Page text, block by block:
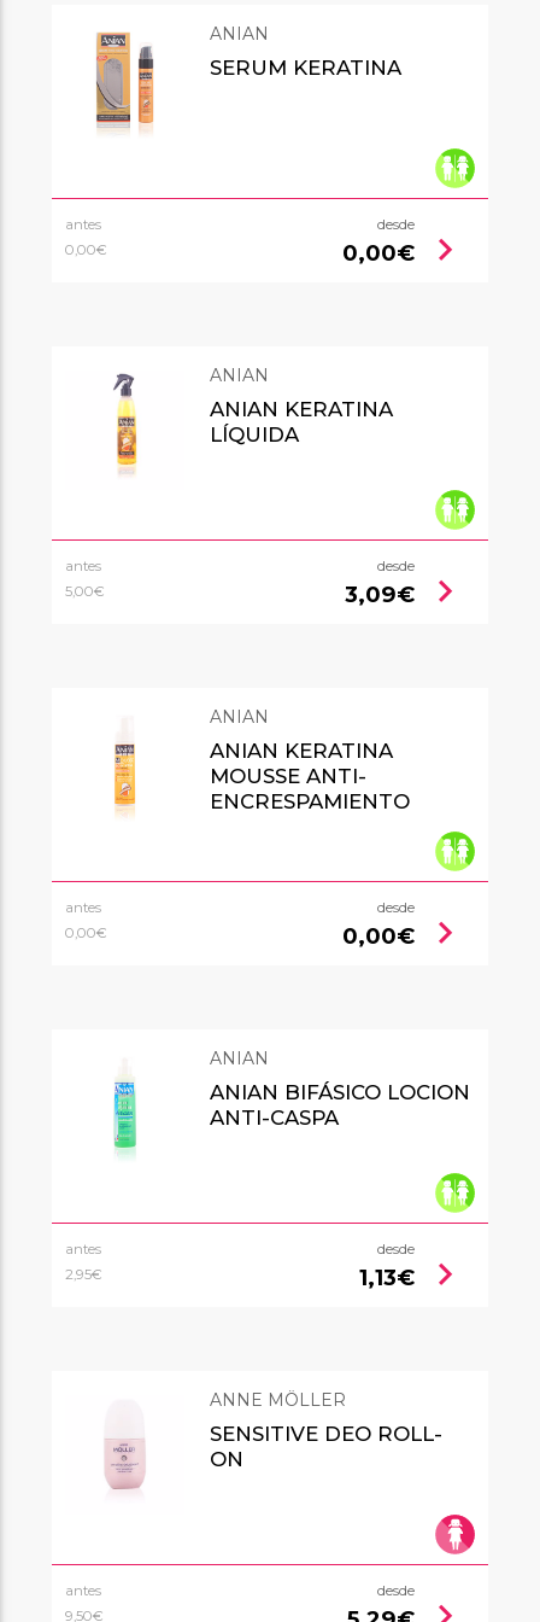
ANIAN
SERUM KERATINA
antes
0,00€
desde
0,00€ chevron_right
ANIAN
ANIAN KERATINA
LÍQUIDA
antes
5,00€
desde
3,09€ chevron_right
ANIAN
ANIAN KERATINA
MOUSSE ANTI-
ENCRESPAMIENTO
antes
0,00€
desde
0,00€ chevron_right
ANIAN
ANIAN BIFÁSICO LOCION
ANTI-CASPA
antes
2,95€
desde
1,13€ chevron_right
ANNE MÖLLER
SENSITIVE DEO ROLL-
ON
antes
9,50€
desde